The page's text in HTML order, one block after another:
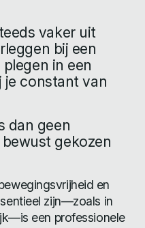
vaker uit
bij een
in een
je constant van
dan geen
gekozen
en
zijn—zoals in
een professionele